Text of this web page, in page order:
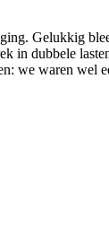
Gelukkig
in dubbele
we waren